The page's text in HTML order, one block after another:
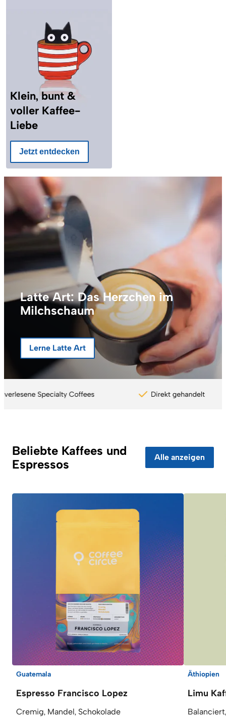
Klein, bunt &
voller Kaffee-
Liebe
Jetzt entdecken
Latte Art: Das Herzchen im
Milchschaum
Lerne Latte Art
Coffee Circle - Vorteile
Beliebte Kaffees und
Espressos
Alle anzeigen
Guatemala
Espresso Francisco Lopez
Cremig, Mandel, Schokolade
Äthiopien
Limu